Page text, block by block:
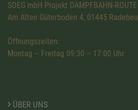
SOEG mbH Projekt DAMPFBAHN-ROUTE
Am Alten Güterboden 4, 01445 Radebeul
Öffnungszeiten:
Montag – Freitag 09:30 – 17:00 Uhr
ÜBER UNS